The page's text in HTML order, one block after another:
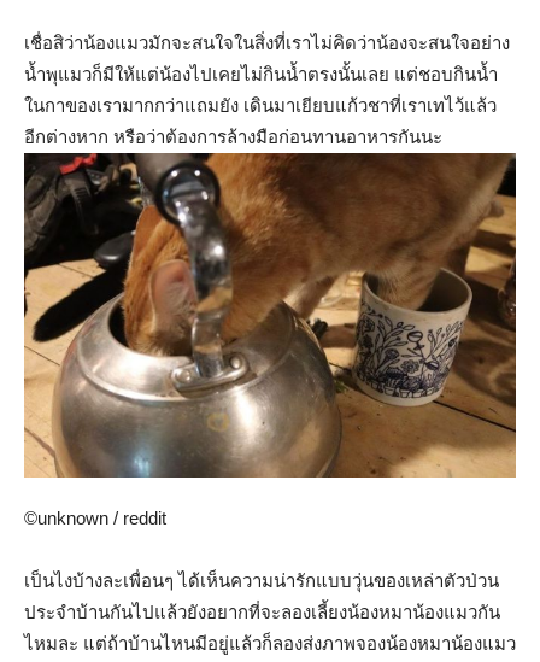
เชื่อสิว่าน้องแมวมักจะสนใจในสิ่งที่เราไม่คิดว่าน้องจะสนใจอย่าง
น้ำพุแมวก็มีให้แต่น้องไปเคยไม่กินน้ำตรงนั้นเลย แต่ชอบกินน้ำ
ในกาของเรามากกว่าแถมยัง เดินมาเยียบแก้วชาที่เราเทไว้แล้ว
อีกต่างหาก หรือว่าต้องการล้างมือก่อนทานอาหารกันนะ
©unknown / reddit
เป็นไงบ้างละเพื่อนๆ ได้เห็นความน่ารักแบบวุ่นของเหล่าตัวป่วน
ประจำบ้านกันไปแล้วยังอยากที่จะลองเลี้ยงน้องหมาน้องแมวกัน
ไหมละ แต่ถ้าบ้านไหนมีอยู่แล้วก็ลองส่งภาพจองน้องหมาน้องแมว